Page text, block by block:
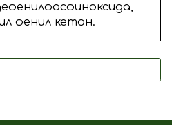
фенил кетон.